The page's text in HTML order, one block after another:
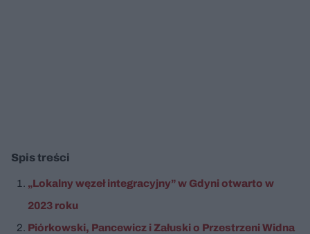
Spis treści
„Lokalny węzeł integracyjny” w Gdyni otwarto w
2023 roku
Piórkowski, Pancewicz i Załuski o Przestrzeni Widna